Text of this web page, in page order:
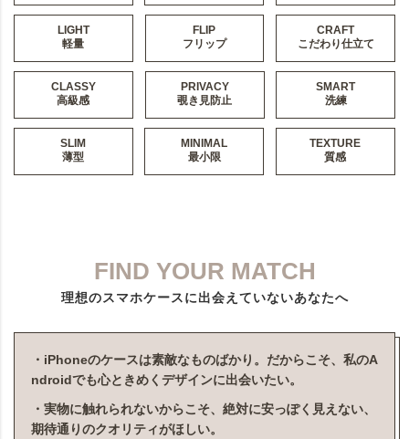
LIGHT
軽量
FLIP
フリップ
CRAFT
こだわり仕立て
CLASSY
高級感
PRIVACY
覗き見防止
SMART
洗練
SLIM
薄型
MINIMAL
最小限
TEXTURE
質感
FIND YOUR MATCH
理想のスマホケースに出会えていないあなたへ
・iPhoneのケースは素敵なものばかり。だからこそ、私のA
ndroidでも心ときめくデザインに出会いたい。
・実物に触れられないからこそ、絶対に安っぽく見えない、
期待通りのクオリティがほしい。